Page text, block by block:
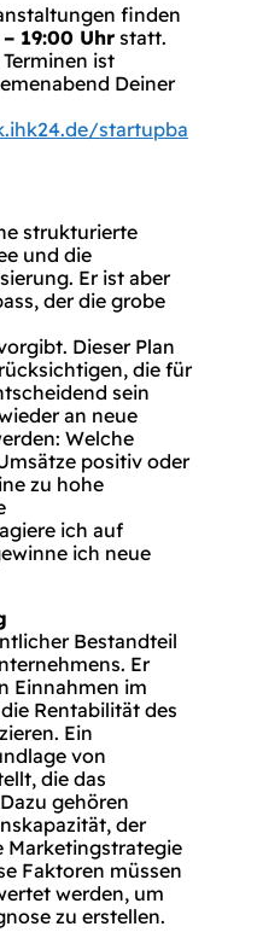
finden
19:00 Uhr statt.
ist
Deiner
startupba
strukturierte
und die
Er ist aber
der die grobe
Dieser Plan
die für
sein
an neue
Welche
positiv oder
zu hohe
ich auf
ich neue
Bestandteil
Er
Einnahmen im
Rentabilität des
Ein
von
die das
gehören
der
Marketingstrategie
Faktoren müssen
werden, um
zu erstellen.